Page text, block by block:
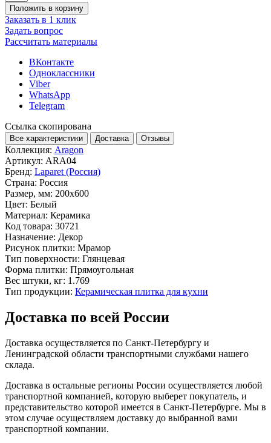
Положить в корзину
Заказать в 1 клик
Задать вопрос
Рассчитать материалы
ВКонтакте
Одноклассники
Viber
WhatsApp
Telegram
Ссылка скопирована
Все характеристики Доставка Отзывы
Коллекция: Aragon
Артикул: ARA04
Бренд: Laparet (Россия)
Страна: Россия
Размер, мм: 200x600
Цвет: Белый
Материал: Керамика
Код товара: 30721
Назначение: Декор
Рисунок плитки: Мрамор
Тип поверхности: Глянцевая
Форма плитки: Прямоугольная
Вес штуки, кг: 1.769
Тип продукции: Керамическая плитка для кухни
Доставка по всей России
Доставка осуществляется по Санкт-Петербургу и
Ленинградской области транспортными службами нашего
склада.
Доставка в остальные регионы России осуществляется любой
транспортной компанией, которую выберет покупатель, и
представительство которой имеется в Санкт-Петербурге. Мы в
этом случае осуществляем доставку до выбранной вами
транспортной компании.